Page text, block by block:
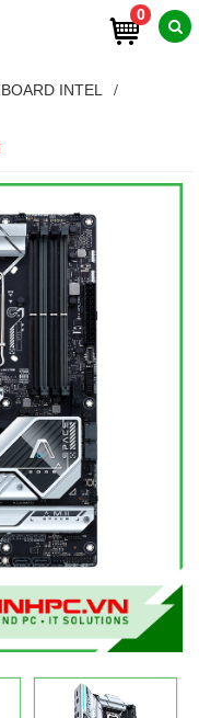
0
INTEL